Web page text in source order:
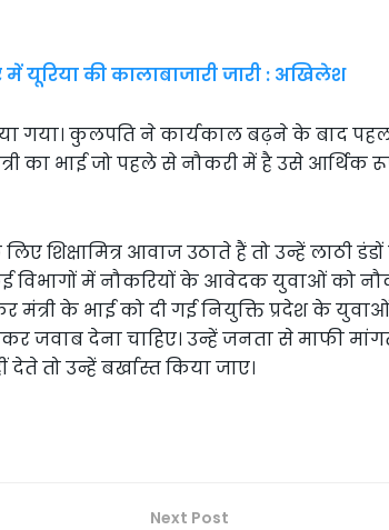
यूरिया की कालाबाजारी जारी : अखिलेश
गया। कुलपति ने कार्यकाल बढ़ने के बाद
का भाई जो पहले से नौकरी में है उसे आर्थिक
शिक्षामित्र आवाज उठाते हैं तो उन्हें लाठी डंडों
विभागों में नौकरियों के आवेदक युवाओं को
मंत्री के भाई को दी गई नियुक्ति प्रदेश के
जवाब देना चाहिए। उन्हें जनता से माफी
तो उन्हें बर्खास्त किया जाए।
Next Post